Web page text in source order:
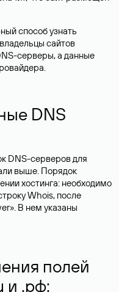
способ узнать
сайтов
серверы, а данные
DNS
DNS-серверов для
выше. Порядок
хостинга: необходимо
Whois, после
В нем указаны
полей
и .рф: